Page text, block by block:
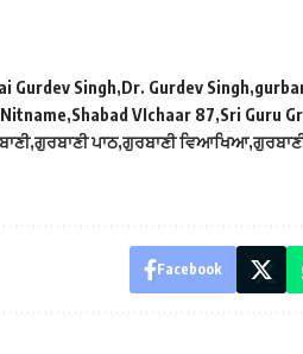
Gurdev Singh Dr. Gurdev Singh
Nitname Shabad VIchaar 87 Sri Guru
ਗੁਰਬਾਣੀ ਪਾਠ ਗੁਰਬਾਣੀ ਵਿਆਖਿਆ
Facebook